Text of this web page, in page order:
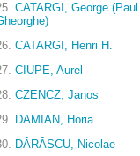
CATARGI, George (Paul
CATARGI, Henri H.
CIUPE, Aurel
CZENCZ, Janos
DAMIAN, Horia
DĂRĂSCU, Nicolae